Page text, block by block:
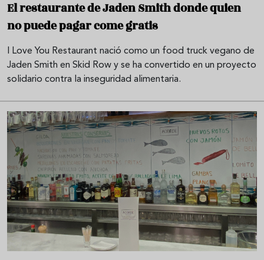
El restaurante de Jaden Smith donde quien
no puede pagar come gratis
I Love You Restaurant nació como un food truck vegano de
Jaden Smith en Skid Row y se ha convertido en un proyecto
solidario contra la inseguridad alimentaria.